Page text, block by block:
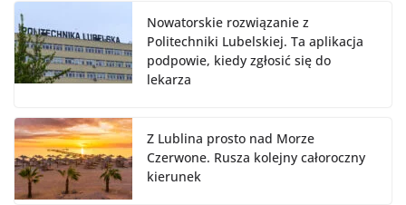
Nowatorskie rozwiązanie z
Politechniki Lubelskiej. Ta aplikacja
podpowie, kiedy zgłosić się do
lekarza
Z Lublina prosto nad Morze
Czerwone. Rusza kolejny całoroczny
kierunek